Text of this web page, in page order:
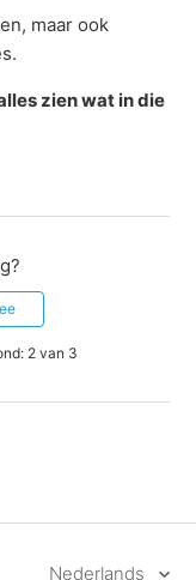
maar ook
zien wat in die
2 van 3
Nederlands